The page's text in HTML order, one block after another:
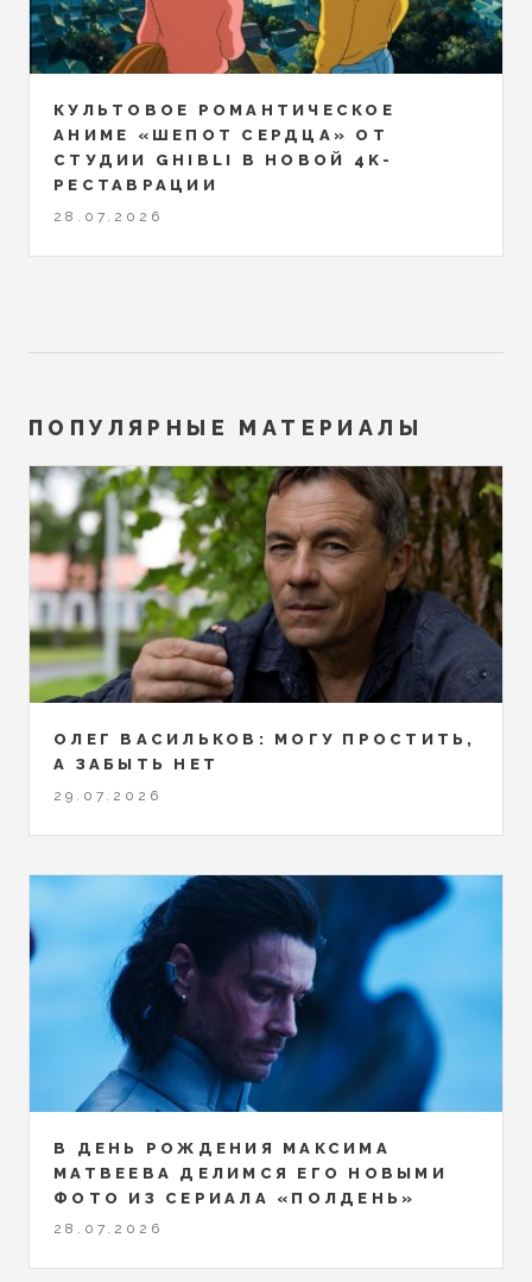
КУЛЬТОВОЕ РОМАНТИЧЕСКОЕ
АНИМЕ «ШЕПОТ СЕРДЦА» ОТ
СТУДИИ GHIBLI В НОВОЙ 4K-
РЕСТАВРАЦИИ
28.07.2026
ПОПУЛЯРНЫЕ МАТЕРИАЛЫ
ОЛЕГ ВАСИЛЬКОВ: МОГУ ПРОСТИТЬ,
А ЗАБЫТЬ НЕТ
29.07.2026
В ДЕНЬ РОЖДЕНИЯ МАКСИМА
МАТВЕЕВА ДЕЛИМСЯ ЕГО НОВЫМИ
ФОТО ИЗ СЕРИАЛА «ПОЛДЕНЬ»
28.07.2026